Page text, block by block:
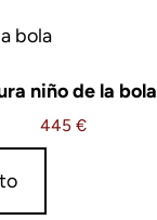
niño de la bola
445 €